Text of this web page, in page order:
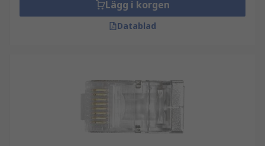
Lägg i korgen
Datablad